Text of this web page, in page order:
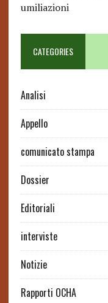
umiliazioni
CATEGORIES
Analisi
Appello
comunicato stampa
Dossier
Editoriali
interviste
Notizie
Rapporti OCHA